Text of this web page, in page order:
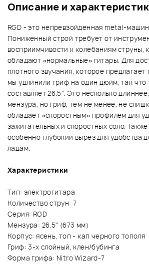
Описание и
RGD - это непревзойденная metal-
Пониженный строй требует от
восприимчивости к колебаниям струны,
обладают «нормальные» гитары. Для
плотного звучания, которое
мы удлинили гриф на один дюйм, так что
составляет 26.5”. Это несколько
мензура, но гриф, тем не менее, не
обладает «скоростным» профилем для
зажигательных и скоростных соло.
особенно глубокий вырез для удобства
ладам.
Характеристики
Тип: электрогитара
Количество струн: 7
Серия: RGD
Мензура: 26,5" (673 мм)
Корпус: ясень, топ - кап черного тополя
Гриф: 3-х слойный, клен/бубинга
Форма грифа: Nitro Wizard-7